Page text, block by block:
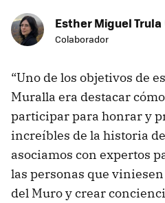
Esther Miguel Trula
Colaborador
“Uno de los objetivos de
Muralla era destacar
participar para honrar y
increíbles de la historia
asociamos con expertos
las personas que
del Muro y crear